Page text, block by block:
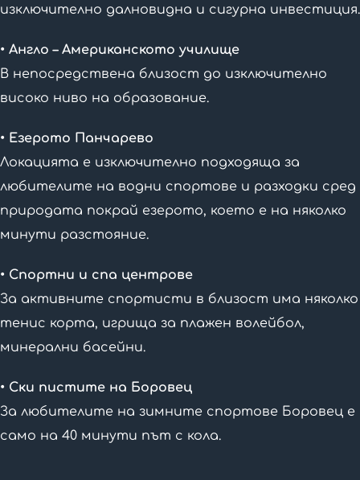
изключително далновидна и сигурна инвестиция.
• Англо – Американското училище
В непосредствена близост до изключително
високо ниво на образование.
• Езерото Панчарево
Локацията е изключително подходяща за
любителите на водни спортове и разходки сред
природата покрай езерото, което е на няколко
минути разстояние.
• Спортни и спа центрове
За активните спортисти в близост има няколко
тенис корта, игрища за плажен волейбол,
минерални басейни.
• Ски пистите на Боровец
За любителите на зимните спортове Боровец е
само на 40 минути път с кола.